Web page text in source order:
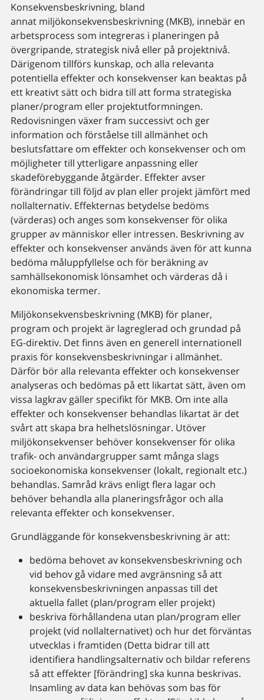
Konsekvensbeskrivning, bland
annat miljökonsekvensbeskrivning (MKB), innebär en
arbetsprocess som integreras i planeringen på
övergripande, strategisk nivå eller på projektnivå.
Därigenom tillförs kunskap, och alla relevanta
potentiella effekter och konsekvenser kan beaktas på
ett kreativt sätt och bidra till att forma strategiska
planer/program eller projektutformningen.
Redovisningen växer fram successivt och ger
information och förståelse till allmänhet och
beslutsfattare om effekter och konsekvenser och om
möjligheter till ytterligare anpassning eller
skadeförebyggande åtgärder. Effekter avser
förändringar till följd av plan eller projekt jämfört med
nollalternativ. Effekternas betydelse bedöms
(värderas) och anges som konsekvenser för olika
grupper av människor eller intressen. Beskrivning av
effekter och konsekvenser används även för att kunna
bedöma måluppfyllelse och för beräkning av
samhällsekonomisk lönsamhet och värderas då i
ekonomiska termer.
Miljökonsekvensbeskrivning (MKB) för planer,
program och projekt är lagreglerad och grundad på
EG-direktiv. Det finns även en generell internationell
praxis för konsekvensbeskrivningar i allmänhet.
Därför bör alla relevanta effekter och konsekvenser
analyseras och bedömas på ett likartat sätt, även om
vissa lagkrav gäller specifikt för MKB. Om inte alla
effekter och konsekvenser behandlas likartat är det
svårt att skapa bra helhetslösningar. Utöver
miljökonsekvenser behöver konsekvenser för olika
trafik- och användargrupper samt många slags
socioekonomiska konsekvenser (lokalt, regionalt etc.)
behandlas. Samråd krävs enligt flera lagar och
behöver behandla alla planeringsfrågor och alla
relevanta effekter och konsekvenser.
Grundläggande för konsekvensbeskrivning är att:
bedöma behovet av konsekvensbeskrivning och
vid behov gå vidare med avgränsning så att
konsekvensbeskrivningen anpassas till det
aktuella fallet (plan/program eller projekt)
beskriva förhållandena utan plan/program eller
projekt (vid nollalternativet) och hur det förväntas
utvecklas i framtiden (Detta bidrar till att
identifiera handlingsalternativ och bildar referens
så att effekter [förändring] ska kunna beskrivas.
Insamling av data kan behövas som bas för